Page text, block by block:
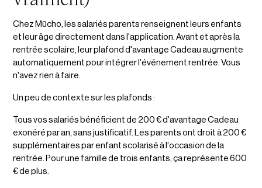
Chez Mūcho, les salariés parents renseignent leurs enfants
et leur âge directement dans l'application. Avant et après la
rentrée scolaire, leur plafond d'avantage Cadeau augmente
automatiquement pour intégrer l'événement rentrée. Vous
n'avez rien à faire.
Un peu de contexte sur les plafonds :
Tous vos salariés bénéficient de 200 € d'avantage Cadeau
exonéré par an, sans justificatif. Les parents ont droit à 200 €
supplémentaires par enfant scolarisé à l'occasion de la
rentrée. Pour une famille de trois enfants, ça représente 600
€ de plus.